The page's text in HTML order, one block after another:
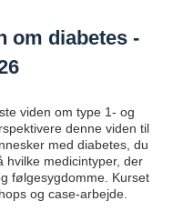
om diabetes -
viden om type 1- og
denne viden til
med diabetes, du
hvilke medicintyper, der
følgesygdomme. Kurset
og case-arbejde.